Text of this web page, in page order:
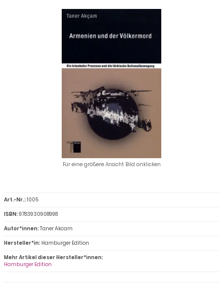
Für eine größere Ansicht Bild anklicken
Art.-Nr.:1005
ISBN:9783930908998
Autor*innen:Taner Akcam
Hersteller*in: Hamburger Edition
Mehr Artikel dieser Hersteller*innen:
Hamburger Edition